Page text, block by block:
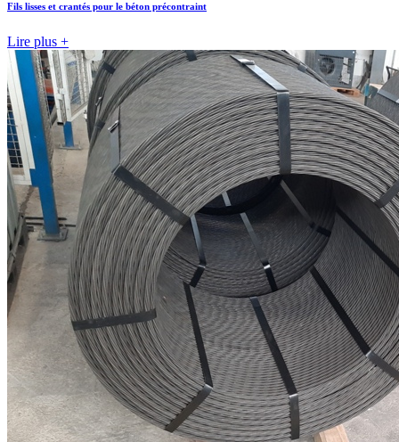
Fils lisses et crantés pour le béton précontraint
Lire plus +